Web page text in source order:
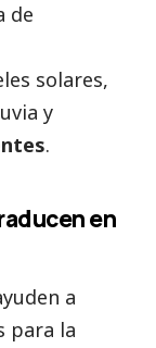
de
solares,
y
.
en
a
para la